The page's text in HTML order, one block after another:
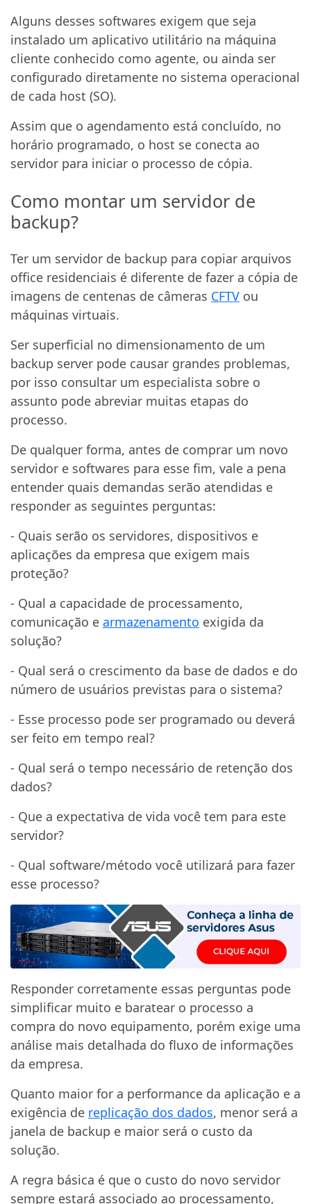
Alguns desses softwares exigem que seja
instalado um aplicativo utilitário na máquina
cliente conhecido como agente, ou ainda ser
configurado diretamente no sistema operacional
de cada host (SO).
Assim que o agendamento está concluído, no
horário programado, o host se conecta ao
servidor para iniciar o processo de cópia.
Como montar um servidor de
backup?
Ter um servidor de backup para copiar arquivos
office residenciais é diferente de fazer a cópia de
imagens de centenas de câmeras CFTV ou
máquinas virtuais.
Ser superficial no dimensionamento de um
backup server pode causar grandes problemas,
por isso consultar um especialista sobre o
assunto pode abreviar muitas etapas do
processo.
De qualquer forma, antes de comprar um novo
servidor e softwares para esse fim, vale a pena
entender quais demandas serão atendidas e
responder as seguintes perguntas:
- Quais serão os servidores, dispositivos e
aplicações da empresa que exigem mais
proteção?
- Qual a capacidade de processamento,
comunicação e armazenamento exigida da
solução?
- Qual será o crescimento da base de dados e do
número de usuários previstas para o sistema?
- Esse processo pode ser programado ou deverá
ser feito em tempo real?
- Qual será o tempo necessário de retenção dos
dados?
- Que a expectativa de vida você tem para este
servidor?
- Qual software/método você utilizará para fazer
esse processo?
Responder corretamente essas perguntas pode
simplificar muito e baratear o processo a
compra do novo equipamento, porém exige uma
análise mais detalhada do fluxo de informações
da empresa.
Quanto maior for a performance da aplicação e a
exigência de replicação dos dados, menor será a
janela de backup e maior será o custo da
solução.
A regra básica é que o custo do novo servidor
sempre estará associado ao processamento,